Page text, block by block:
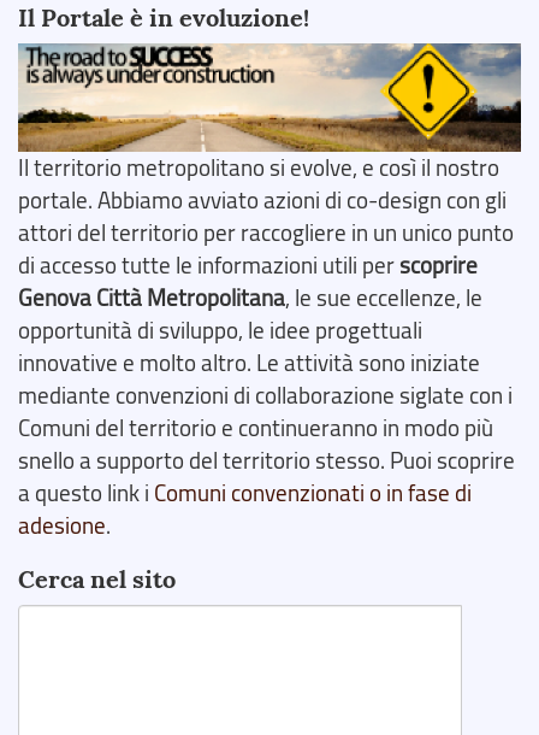
Il Portale è in evoluzione!
Il territorio metropolitano si evolve, e così il nostro
portale. Abbiamo avviato azioni di co-design con gli
attori del territorio per raccogliere in un unico punto
di accesso tutte le informazioni utili perscoprire
Genova Città Metropolitana, le sue eccellenze, le
opportunità di sviluppo, le idee progettuali
innovative e molto altro. Le attività sono iniziate
mediante convenzioni di collaborazione siglate con i
Comuni del territorio e continueranno in modo più
snello a supporto del territorio stesso. Puoi scoprire
a questo link i Comuni convenzionati o in fase di
adesione.
Cerca nel sito